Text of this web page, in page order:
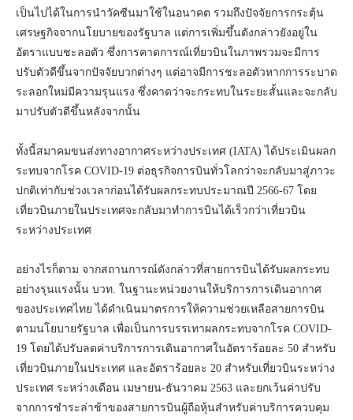
เป็นไปได้ในการนำวัคซีนมาใช้ในอนาคต รวมถึงปัจจัยการกระตุ้น
เศรษฐกิจจากนโยบายของรัฐบาล แต่การเพิ่มขึ้นดังกล่าวยังอยู่ใน
อัตราแบบชะลอตัว ซึ่งการคาดการณ์เที่ยวบินในภาพรวมจะมีการ
ปรับตัวดีขึ้นจากปัจจัยบวกต่างๆ แต่อาจมีการชะลอตัวหากการระบาด
ระลอกใหม่มีความรุนแรง ซึ่งคาดว่าจะกระทบในระยะสั้นและจะกลับ
มาปรับตัวดีขึ้นหลังจากนั้น
ทั้งนี้สมาคมขนส่งทางอากาศระหว่างประเทศ (IATA) ได้ประเมินผลก
ระทบจากโรค COVID-19 ต่อธุรกิจการบินทั่วโลกว่าจะกลับมาสู่ภาวะ
ปกติเท่ากับช่วงเวลาก่อนได้รับผลกระทบประมาณปี 2566-67 โดย
เที่ยวบินภายในประเทศจะกลับมาทำการบินได้เร็วกว่าเที่ยวบิน
ระหว่างประเทศ
อย่างไรก็ตาม จากสถานการณ์ดังกล่าวที่สายการบินได้รับผลกระทบ
อย่างรุนแรงนั้น บวท. ในฐานะหน่วยงานให้บริการการเดินอากาศ
ของประเทศไทย ได้ดำเนินมาตรการให้ความช่วยเหลือสายการบิน
ตามนโยบายรัฐบาล เพื่อเป็นการบรรเทาผลกระทบจากโรค COVID-
19 โดยได้ปรับลดค่าบริการการเดินอากาศในอัตราร้อยละ 50 สำหรับ
เที่ยวบินภายในประเทศ และอัตราร้อยละ 20 สำหรับเที่ยวบินระหว่าง
ประเทศ ระหว่างเดือน เมษายน-ธันวาคม 2563 และยกเว้นค่าปรับ
จากการชำระล่าช้าของสายการบินผู้ถือหุ้นสำหรับค่าบริการควบคุม